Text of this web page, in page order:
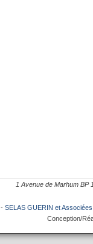
1 Avenue de Marhum BP
- SELAS GUERIN et Associées
Conception/